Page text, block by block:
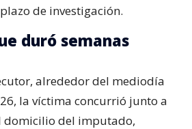
de investigación.
duró semanas
alrededor del mediodía
la víctima concurrió junto a
domicilio del imputado,